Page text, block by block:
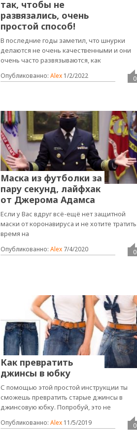
так, чтобы не
развязались, очень
простой способ!
В последние годы заметил, что шнурки
делаются не очень качественными и они
очень часто развязываются, как
Опубликованно:Alex 1/2/2022 0
Маска из футболки за
пару секунд, лайфхак
от Джерома Адамса
Если у Вас вдруг всё-ещё нет защитной
маски от коронавируса и не хотите тратить
время на
Опубликованно:Alex 7/4/2020 0
Как превратить
джинсы в юбку
С помощью этой простой инструкции ты
сможешь превратить старые джинсы в
джинсовую юбку. Попробуй, это не
Опубликованно:Alex 11/5/2019 0